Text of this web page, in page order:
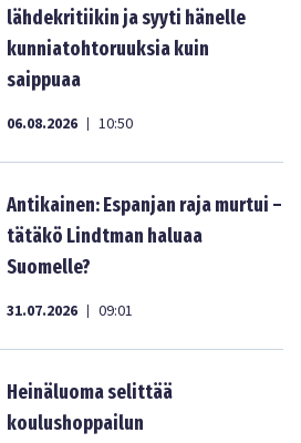
lähdekritiikin ja syyti hänelle
kunniatohtoruuksia kuin
saippuaa
06.08.2026 | 10:50
Antikainen: Espanjan raja murtui –
tätäkö Lindtman haluaa
Suomelle?
31.07.2026 | 09:01
Heinäluoma selittää
koulushoppailun